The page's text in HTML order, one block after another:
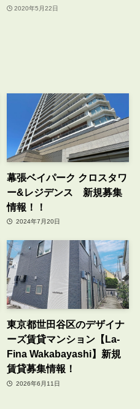
2020年5月22日
幕張ベイパーク クロスタワ
ー&レジデンス 新規募集
情報！！
2024年7月20日
東京都世田谷区のデザイナ
ーズ賃貸マンション【La-
Fina Wakabayashi】新規
賃貸募集情報！
2026年6月11日